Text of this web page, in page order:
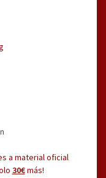
a material oficial
30€más!